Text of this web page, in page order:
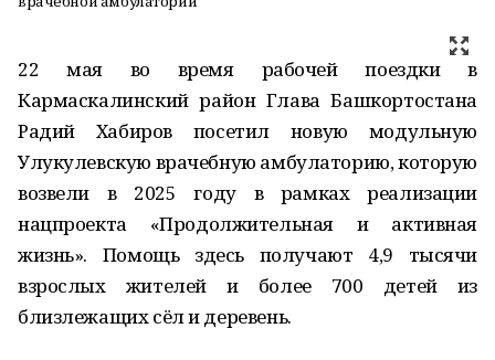
22 мая во время рабочей поездки в
Кармаскалинский район Глава Башкортостана
Радий Хабиров посетил новую модульную
Улукулевскую врачебную амбулаторию, которую
возвели в 2025 году в рамках реализации
нацпроекта «Продолжительная и активная
жизнь». Помощь здесь получают 4,9 тысячи
взрослых жителей и более 700 детей из
близлежащих сёл и деревень.